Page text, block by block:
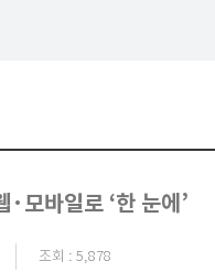
모바일로 ‘한 눈에’
조회 : 5,878